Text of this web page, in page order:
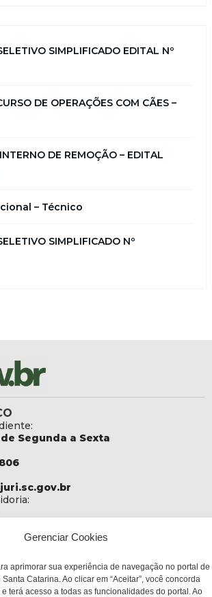
Gerenciar Cookies
aprimorar sua experiência de navegação no portal de
Catarina. Ao clicar em “Aceitar”, você concorda
terá acesso a todas as funcionalidades do portal. Ao
SIMPLIFICADO EDITAL Nº
DE OPERAÇÕES COM CÃES –
DE REMOÇÃO – EDITAL
– Técnico
SIMPLIFICADO Nº
Segunda a Sexta
1214 - Loja 06